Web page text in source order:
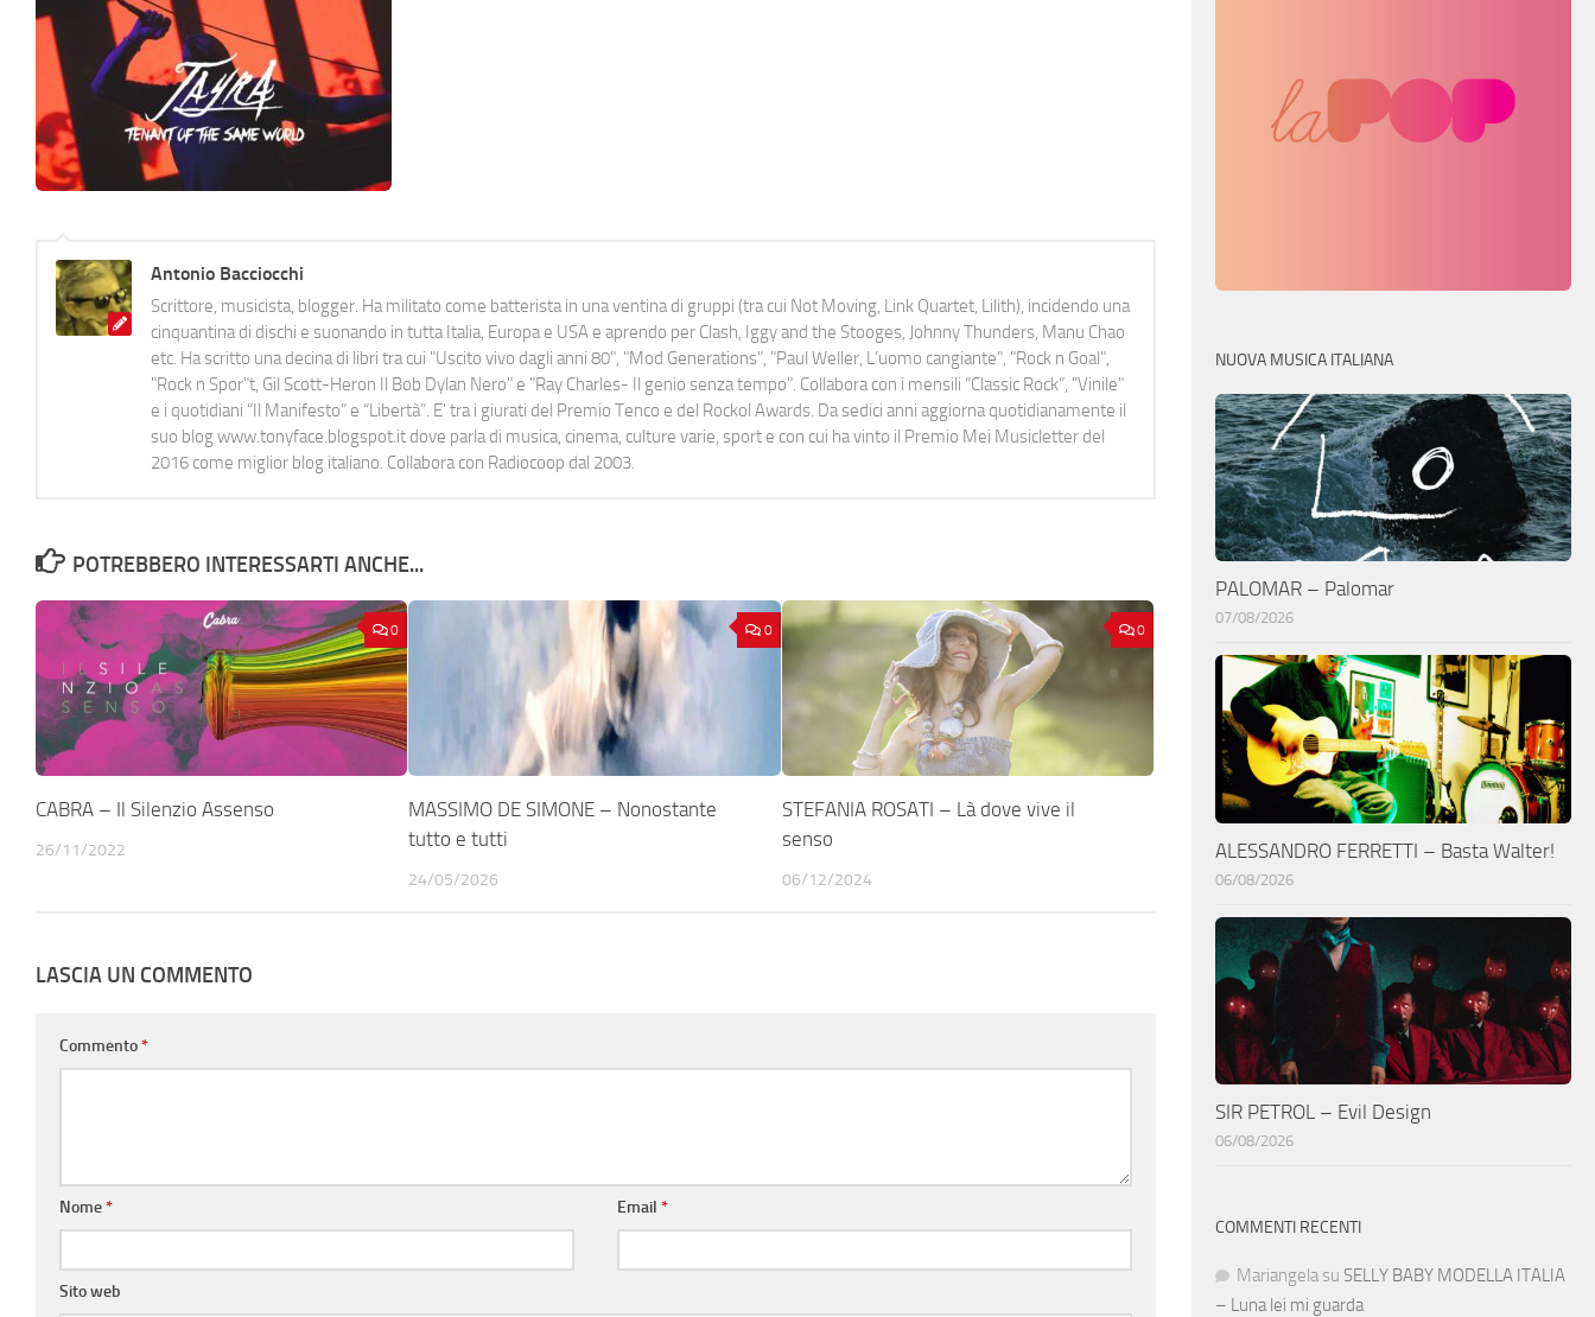
Antonio Bacciocchi
Scrittore, musicista, blogger. Ha militato come batterista in una ventina di gruppi (tra cui Not Moving, Link Quartet, Lilith), incidendo una
cinquantina di dischi e suonando in tutta Italia, Europa e USA e aprendo per Clash, Iggy and the Stooges, Johnny Thunders, Manu Chao
etc. Ha scritto una decina di libri tra cui "Uscito vivo dagli anni 80", "Mod Generations", "Paul Weller, L’uomo cangiante", "Rock n Goal",
"Rock n Spor"t, Gil Scott-Heron Il Bob Dylan Nero" e "Ray Charles- Il genio senza tempo". Collabora con i mensili “Classic Rock”, "Vinile"
e i quotidiani “Il Manifesto” e “Libertà”. E' tra i giurati del Premio Tenco e del Rockol Awards. Da sedici anni aggiorna quotidianamente il
suo blog www.tonyface.blogspot.it dove parla di musica, cinema, culture varie, sport e con cui ha vinto il Premio Mei Musicletter del
2016 come miglior blog italiano. Collabora con Radiocoop dal 2003.
POTREBBERO INTERESSARTI ANCHE...
0
CABRA – Il Silenzio Assenso
26/11/2022
0
MASSIMO DE SIMONE – Nonostante
tutto e tutti
24/05/2026
0
STEFANIA ROSATI – Là dove vive il
senso
06/12/2024
LASCIA UN COMMENTO
Commento*
Nome* Email*
Sito web
NUOVA MUSICA ITALIANA
PALOMAR – Palomar
07/08/2026
ALESSANDRO FERRETTI – Basta Walter!
06/08/2026
SIR PETROL – Evil Design
06/08/2026
COMMENTI RECENTI
Mariangela su SELLY BABY MODELLA ITALIA
– Luna lei mi guarda